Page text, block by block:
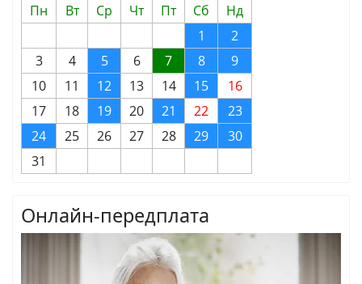
Пн
Вт Ср Чт Пт Сб
Нд
1
2
3
4 5 6 7 8
9
10
11 12 13 14 15
16
17
18 19 20 21 22
23
24
25 26 27 28 29
30
31
Онлайн-передплата